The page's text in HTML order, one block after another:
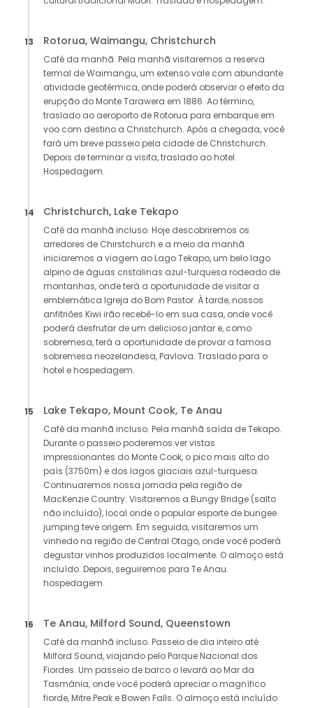
13 Rotorua, Waimangu, Christchurch
Café da manhã. Pela manhã visitaremos a reserva
termal de Waimangu, um extenso vale com abundante
atividade geotérmica, onde poderá observar o efeito da
erupção do Monte Tarawera em 1886. Ao término,
traslado ao aeroporto de Rotorua para embarque em
voo com destino a Christchurch. Após a chegada, você
fará um breve passeio pela cidade de Christchurch.
Depois de terminar a visita, traslado ao hotel.
Hospedagem.
14 Christchurch, Lake Tekapo
Café da manhã incluso. Hoje descobriremos os
arredores de Chirstchurch e a meio da manhã
iniciaremos a viagem ao Lago Tekapo, um belo lago
alpino de águas cristalinas azul-turquesa rodeado de
montanhas, onde terá a oportunidade de visitar a
emblemática Igreja do Bom Pastor. À tarde, nossos
anfitriões Kiwi irão recebê-lo em sua casa, onde você
poderá desfrutar de um delicioso jantar e, como
sobremesa, terá a oportunidade de provar a famosa
sobremesa neozelandesa, Pavlova. Traslado para o
hotel e hospedagem.
15 Lake Tekapo, Mount Cook, Te Anau
Café da manhã incluso. Pela manhã saída de Tekapo.
Durante o passeio poderemos ver vistas
impressionantes do Monte Cook, o pico mais alto do
país (3750m) e dos lagos glaciais azul-turquesa.
Continuaremos nossa jornada pela região de
MacKenzie Country. Visitaremos a Bungy Bridge (salto
não incluído), local onde o popular esporte de bungee
jumping teve origem. Em seguida, visitaremos um
vinhedo na região de Central Otago, onde você poderá
degustar vinhos produzidos localmente. O almoço está
incluído. Depois, seguiremos para Te Anau.
hospedagem.
16 Te Anau, Milford Sound, Queenstown
Café da manhã incluso. Passeio de dia inteiro até
Milford Sound, viajando pelo Parque Nacional dos
Fiordes. Um passeio de barco o levará ao Mar da
Tasmânia, onde você poderá apreciar o magnífico
fiorde, Mitre Peak e Bowen Falls. O almoço está incluído